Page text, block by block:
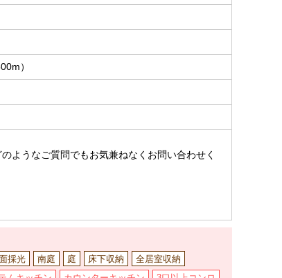
）
ようなご質問でもお気兼ねなくお問い合わせく
採光 南庭 庭 床下収納
全居室収納